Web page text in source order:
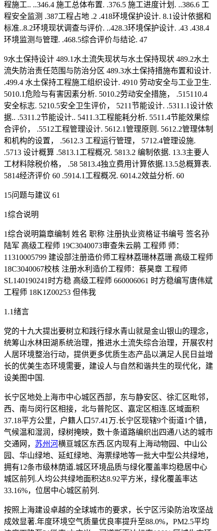
程施工.. ..346.4 施工总体布置. .376.5 施工进度计划. ..386.6 工
程安全监测 .387工程占地 .2 .418环境保护设计. 8.1设计依据和
标准..8.2环境现状调查与评价. ..428.3环境保护设计. .43 .438.4
环境监测与管理. .468.5综合评价与结论. 47
9水土保持设计 489.1水土流失现状与水土保持现状 489.2水土
流失防治责任范围与防治分区 489.3水土保持措施布置和设计.
.499.4 水土保持工程施工组织设计. 4910 劳动安全与工业卫生.
5010.1危险与有害因素分析. 5010.2劳动安全措施， .515110.4
安全标志. 5210.5安全卫生评价， 5211节能设计. .5311.1设计依
据.. .5311.2节能设计.. 5411.3工程能耗分析. 5511.4节能效果综
合评价， .5512工程管理设计. 5612.1管理原则. 5612.2管理体制
和机构的设置， .5612.3 工程运行管理， 5712.4管理设施.
.5713 设计概算 .5813.1工程概况. 5813.2 编制依据. 13.3主要人
工材料除税价格， .58 5813.4独立费用计算依据.13.5总概算表.
5814经济评价 60 .5914.1工程概况. 6014.2效益分析. 60
15问题与建议 61
1综合说明
1综合说明篇章编制 姓名 职称 注册执业资格证书编号 签名孙
陆军 高级工程师 19C3040073审查朱云鹃 工程师 师：
11310005799 建设部注册造价师工程林荔珊林荔珊 高级工程师
18C3040067校核 注册水利造价工程师：蔡昊章 工程师
SL140190241时方稳 高级工程师 660006061 时方稳编写唐伟斌
工程师 18K1Z00253 但伟我
1.1绪言
党的十九大提出要树立和践行绿水青山就是金山银山的理念，
统筹山水林田湖系统治理，推进水土流失综合治理，开展农村
人居环境整治行动，提供更多优质生态产品以满足人民日益增
长的优美生态环境需要，建设人与自然和谐共生的现代化，建
设美图中国.
长宁区地处上海市中心城区西部，东与静安区、徐汇区毗邻，
西、南与闵行区相接，北与普陀区、嘉定区相连.区域面积
37.18平方公里，户籍人口57.41万.长宁区现辖9个街道1个镇，
气候温和湿润，绿树掩映，数十条道路编织出四通八达的城市
交通网， 苏州河横亘城区东西.区内现有上海动物园、中山公
园、华山绿地、延虹绿地、海票绿地等一批大中型公共绿地，
拥有12条市级林荫道.城区环境品质与绿化覆盖率均稳居中心
城区前列.人均公共绿地面积达8.92平方米，绿化覆盖率达
33.16%，位居中心城区前列.
按照上海建设卓越的全球城市的要求，长宁区污染防治攻坚战
成效显著.年度环境空气质量优良率提升至88.0%，PM2.5平均